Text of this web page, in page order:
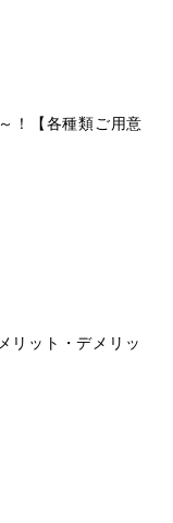
！【各種類ご用意
リット・デメリッ